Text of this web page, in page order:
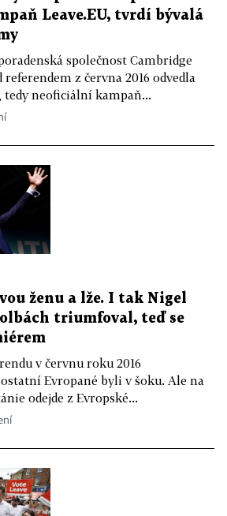
Leave.EU, tvrdí bývalá
společnost Cambridge
z června 2016 odvedla
tedy neoficiální kampaň...
ženu a lže. I tak Nigel
triumfoval, teď se
v červnu roku 2016
Evropané byli v šoku. Ale na
odejde z Evropské...